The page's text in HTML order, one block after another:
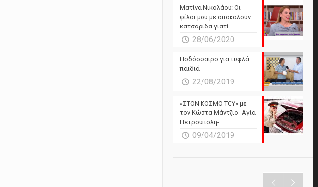
Ματίνα Νικολάου: Οι
φίλοι μου με αποκαλούν
κατσαρίδα γιατί…
28/06/2020
Ποδόσφαιρο για τυφλά
παιδιά
22/08/2019
«ΣΤΟΝ ΚΟΣΜΟ ΤΟΥ» με
τον Κώστα Μάντζιο -Αγία
Πετρούπολη-
09/04/2019